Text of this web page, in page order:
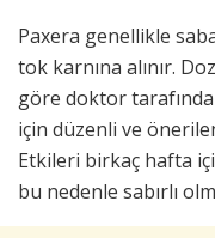
Paxera genellikle
tok karnına alınır.
göre doktor
için düzenli ve
Etkileri birkaç hafta
bu nedenle sabırlı